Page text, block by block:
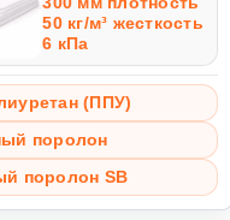
50 кг/м³ жесткость
6 кПа
(ППУ)
поролон
поролон SB